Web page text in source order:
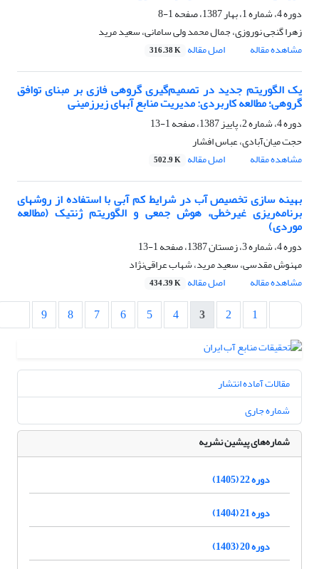
دوره 4، شماره 1، بهار 1387، صفحه
1-8
زهرا گنجی نوروزی، جمال محمد ولی سامانی، سعید مرید
مشاهده مقاله
اصل مقاله 316.38 K
یک الگوریتم جدید در تصمیم‌گیری گروهی فازی بر مبنای توافق
گروهی؛ مطالعه کاربردی: مدیریت منابع آبهای زیرزمینی
دوره 4، شماره 2، پاییز 1387، صفحه
1-13
حجت میان‌آبادی، عباس افشار
مشاهده مقاله
اصل مقاله 502.9 K
بهینه سازی تخصیص آب در شرایط کم آبی با استفاده از روشهای
برنامه‌ریزی غیرخطی، هوش جمعی و الگوریتم ژنتیک (مطالعه
موردی)
دوره 4، شماره 3، زمستان 1387، صفحه
1-13
مهنوش مقدسی، سعید مرید، شهاب عراقی‌نژاد
مشاهده مقاله
اصل مقاله 434.39 K
1
2
3
4
5
6
7
8
9
مقالات آماده انتشار
شماره جاری
شماره‌های پیشین نشریه
دوره 22 (1405)
دوره 21 (1404)
دوره 20 (1403)